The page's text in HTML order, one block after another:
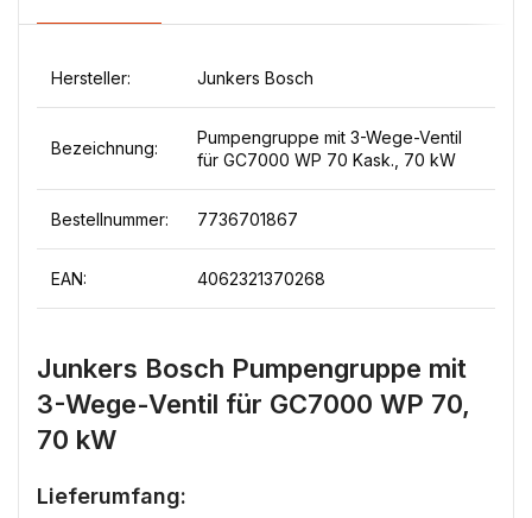
Hersteller: Junkers Bosch
Bezeichnung:
Pumpengruppe mit 3-Wege-Ventil
für GC7000 WP 70 Kask., 70 kW
Bestellnummer: 7736701867
EAN: 4062321370268
Junkers Bosch Pumpengruppe mit
3-Wege-Ventil für GC7000 WP 70,
70 kW
Lieferumfang: